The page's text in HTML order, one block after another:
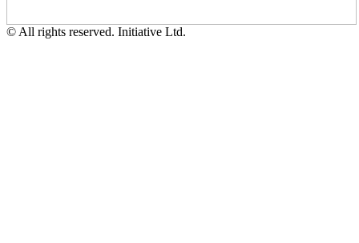
© All rights reserved. Initiative Ltd.